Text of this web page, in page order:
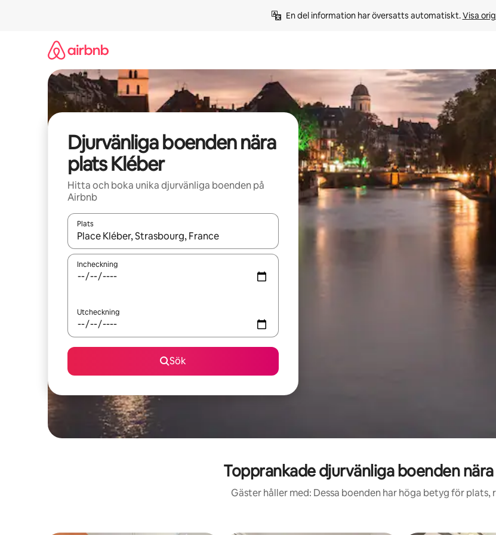
En del information har översatts automatiskt. Visa
Djurvänliga boenden nära
plats Kléber
Hitta och boka unika djurvänliga boenden på
Airbnb
Plats
När resultaten är tillgängliga kan du navigera med upp- och nedåtpilarna eller utforska genom att trycka
Incheckning
Utcheckning
Sök
Topprankade djurvänliga boenden
Gäster håller med: Dessa boenden har höga betyg för plats,